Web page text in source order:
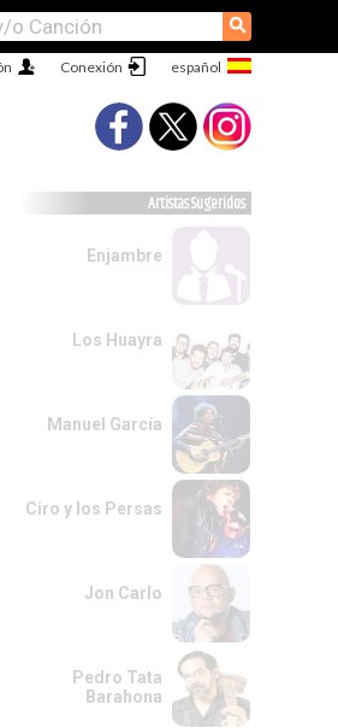
⚲
Conexión
Artistas Sugeridos
Enjambre
Los Huayra
Manuel García
Ciro y los Persas
Jon Carlo
Pedro Tata
Barahona